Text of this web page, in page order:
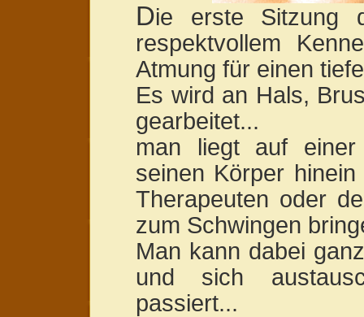
Die erste Sitzung
respektvollem
Atmung für einen
Es wird an Hals,
gearbeitet...
man liegt auf
seinen Körper
Therapeuten oder
zum Schwingen
Man kann dabei
und sich
passiert...